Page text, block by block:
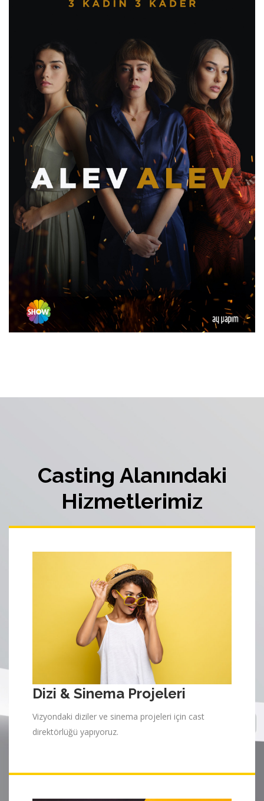
Casting Alanındaki
Hizmetlerimiz
Dizi & Sinema Projeleri
Vizyondaki diziler ve sinema projeleri için cast
direktörlüğü yapıyoruz.